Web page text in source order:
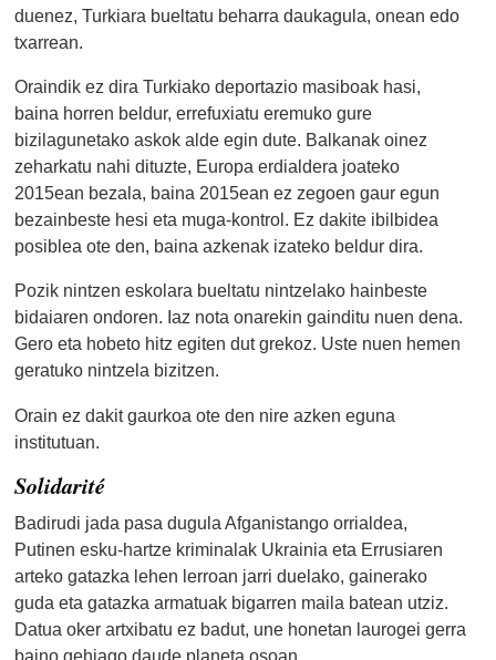
duenez, Turkiara bueltatu beharra daukagula, onean edo
txarrean.
Oraindik ez dira Turkiako deportazio masiboak hasi,
baina horren beldur, errefuxiatu eremuko gure
bizilagunetako askok alde egin dute. Balkanak oinez
zeharkatu nahi dituzte, Europa erdialdera joateko
2015ean bezala, baina 2015ean ez zegoen gaur egun
bezainbeste hesi eta muga-kontrol. Ez dakite ibilbidea
posiblea ote den, baina azkenak izateko beldur dira.
Pozik nintzen eskolara bueltatu nintzelako hainbeste
bidaiaren ondoren. Iaz nota onarekin gainditu nuen dena.
Gero eta hobeto hitz egiten dut grekoz. Uste nuen hemen
geratuko nintzela bizitzen.
Orain ez dakit gaurkoa ote den nire azken eguna
institutuan.
Solidarité
Badirudi jada pasa dugula Afganistango orrialdea,
Putinen esku-hartze kriminalak Ukrainia eta Errusiaren
arteko gatazka lehen lerroan jarri duelako, gainerako
guda eta gatazka armatuak bigarren maila batean utziz.
Datua oker artxibatu ez badut, une honetan laurogei gerra
baino gehiago daude planeta osoan.